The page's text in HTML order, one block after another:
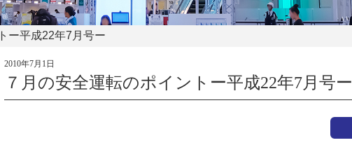
ー平成22年7月号ー
2010年7月1日
７月の安全運転のポイントー平成22年7月号ー